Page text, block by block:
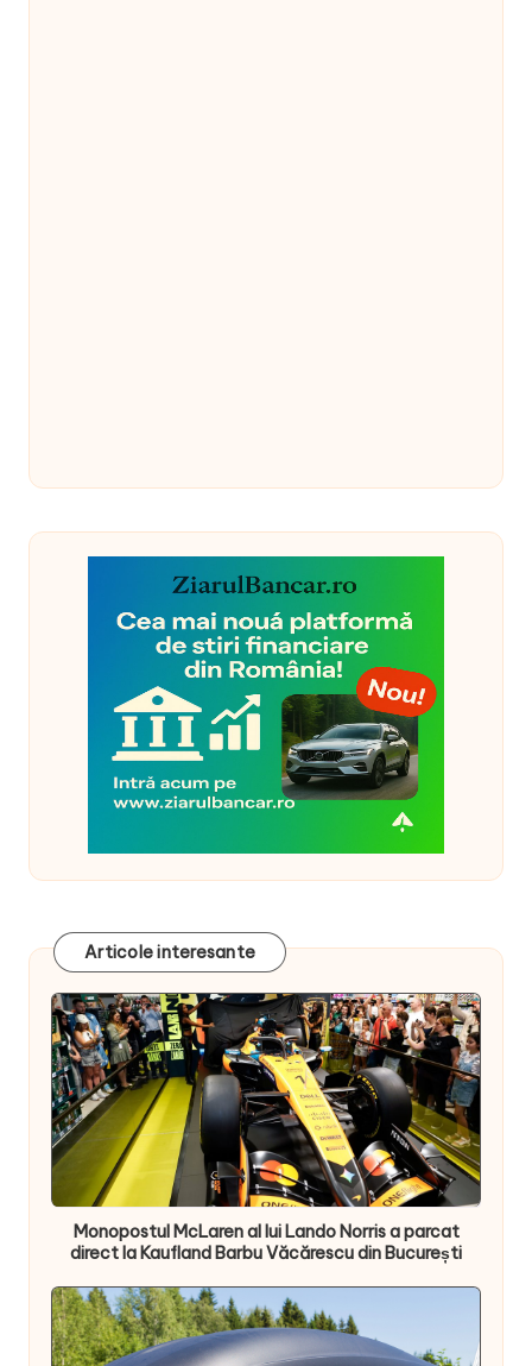
Articole interesante
Monopostul McLaren al lui Lando Norris a parcat
direct la Kaufland Barbu Văcărescu din București